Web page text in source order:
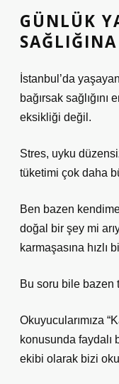
GÜNLÜK
İstanbul’da
bağırsak
eksikliği değil.
Stres, uyku
tüketimi çok daha
Ben bazen
doğal bir şey mi
karmaşasına hızlı
Bu soru bile bazen
Okuyucularımıza
konusunda faydalı
ekibi olarak bizi